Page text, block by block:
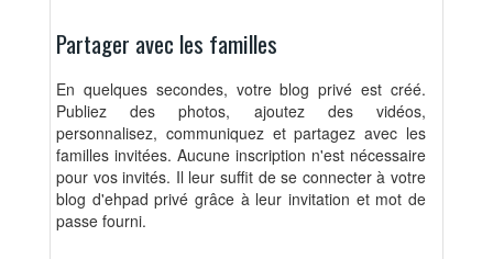
Partager avec les familles
En quelques secondes, votre blog privé est créé.
Publiez des photos, ajoutez des vidéos,
personnalisez, communiquez et partagez avec les
familles invitées. Aucune inscription n'est nécessaire
pour vos invités. Il leur suffit de se connecter à votre
blog d'ehpad privé grâce à leur invitation et mot de
passe fourni.